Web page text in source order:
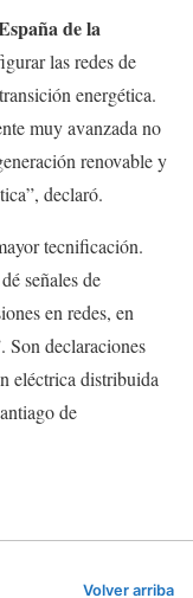
de la
las redes de
energética.
muy avanzada no
renovable y
declaró.
tecnificación.
señales de
en redes, en
Son declaraciones
eléctrica distribuida
de
Volver arriba